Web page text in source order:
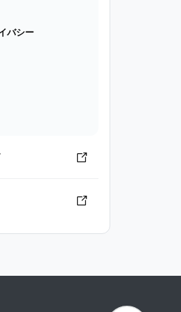
バシー